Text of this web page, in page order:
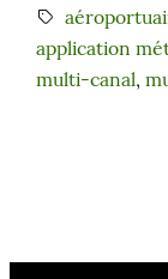
application
multi-canal,